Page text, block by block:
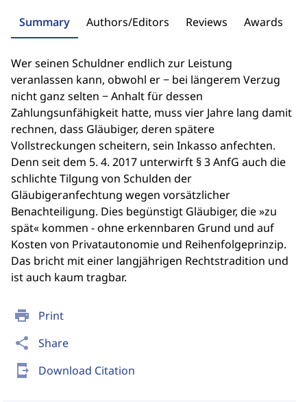
print Print
share Share
send_to_mobile Download Citation
Summary Authors/Editors Reviews Awards
Wer seinen Schuldner endlich zur Leistung
veranlassen kann, obwohl er − bei längerem Verzug
nicht ganz selten − Anhalt für dessen
Zahlungsunfähigkeit hatte, muss vier Jahre lang damit
rechnen, dass Gläubiger, deren spätere
Vollstreckungen scheitern, sein Inkasso anfechten.
Denn seit dem 5. 4. 2017 unterwirft § 3 AnfG auch die
schlichte Tilgung von Schulden der
Gläubigeranfechtung wegen vorsätzlicher
Benachteiligung. Dies begünstigt Gläubiger, die »zu
spät« kommen - ohne erkennbaren Grund und auf
Kosten von Privatautonomie und Reihenfolgeprinzip.
Das bricht mit einer langjährigen Rechtstradition und
ist auch kaum tragbar.